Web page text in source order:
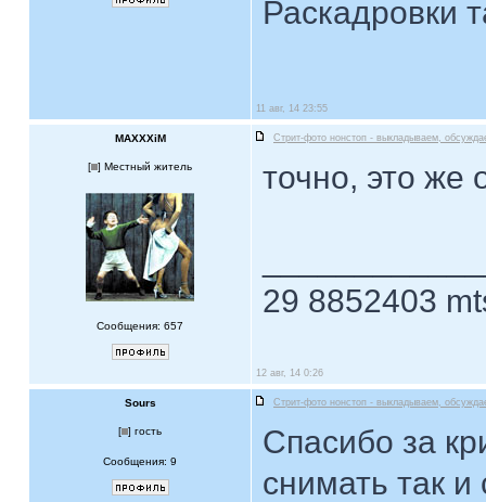
Раскадровки
11 авг, 14 23:55
MAXXXiM Стрит-фото нонстоп - выкладываем,
[ ] Местный житель
Сообщения: 657
точно, это же
29 8852403
12 авг, 14 0:26
Sours Стрит-фото нонстоп - выкладываем,
[ ] гость
Сообщения: 9
Спасибо за
снимать так